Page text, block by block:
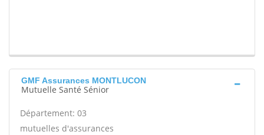
GMF Assurances MONTLUCON
Mutuelle Santé Sénior
Département: 03
mutuelles d'assurances